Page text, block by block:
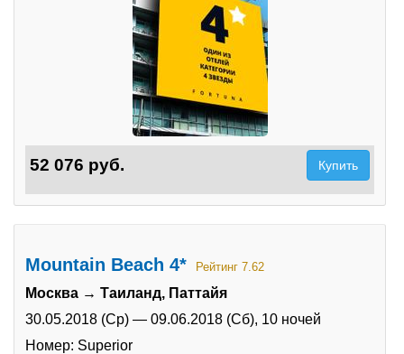
52 076 руб. Купить
Mountain Beach 4* Рейтинг 7.62
Москва → Таиланд, Паттайя
30.05.2018 (Ср) — 09.06.2018 (Сб), 10 ночей
Номер: Superior